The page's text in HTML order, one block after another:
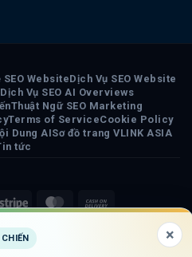
Stripe MasterCard
SEO WebsiteDịch Vụ SEO Website
Dịch Vụ SEO AI Overviews
Thuật Ngữ SEO Marketing
Terms of ServiceCookie Policy
Dung AISơ đồ trang VLINK ASIA
tức
×